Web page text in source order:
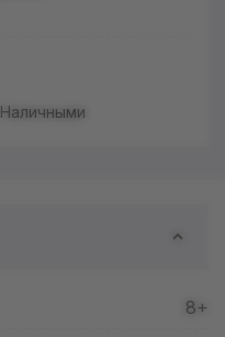
Наличными
8+